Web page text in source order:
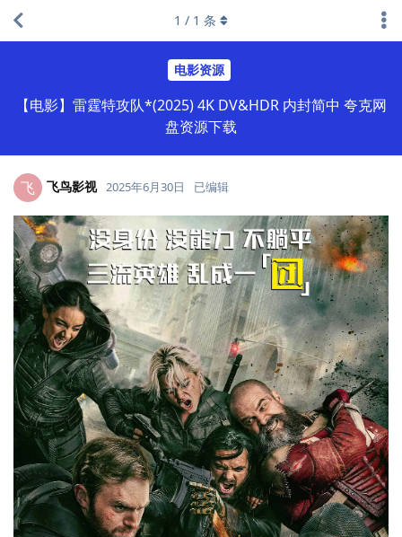
电影资源
【电影】雷霆特攻队*(2025) 4K DV&HDR 内封简中 夸克网
盘资源下载
1 / 1 条
飞 飞鸟影视 2025年6月30日 已编辑